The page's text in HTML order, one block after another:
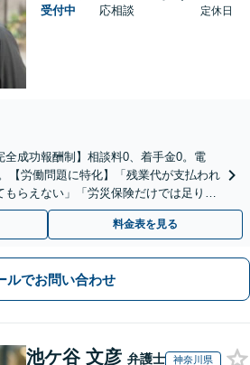
受付中
応相談
定休日
全成功報酬制】相談料0、着手金0。電
【労働問題に特化】「残業代が支払われ
らえない」「労災保険だけでは足りな
ど労働問題はお任せを。
料金表を見る
ルでお問い合わせ
池ケ谷 文彦 弁護士 神奈川県